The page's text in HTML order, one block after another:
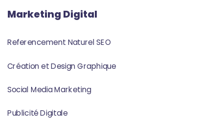
Marketing Digital
Referencement Naturel SEO
Création et Design Graphique
Social Media Marketing
Publicité Digitale